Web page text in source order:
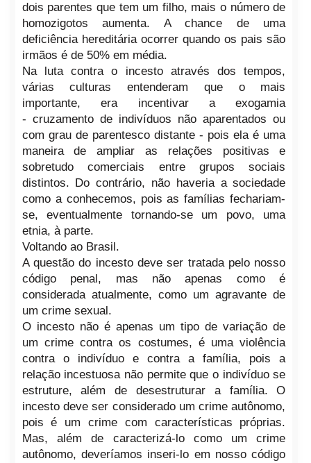
dois parentes que tem um filho, mais o número de
homozigotos aumenta. A chance de uma
deficiência hereditária ocorrer quando os pais são
irmãos é de 50% em média.
Na luta contra o incesto através dos tempos,
várias culturas entenderam que o mais
importante, era incentivar a exogamia
- cruzamento de indivíduos não aparentados ou
com grau de parentesco distante - pois ela é uma
maneira de ampliar as relações positivas e
sobretudo comerciais entre grupos sociais
distintos. Do contrário, não haveria a sociedade
como a conhecemos, pois as famílias fechariam-
se, eventualmente tornando-se um povo, uma
etnia, à parte.
Voltando ao Brasil.
A questão do incesto deve ser tratada pelo nosso
código penal, mas não apenas como é
considerada atualmente, como um agravante de
um crime sexual.
O incesto não é apenas um tipo de variação de
um crime contra os costumes, é uma violência
contra o indivíduo e contra a família, pois a
relação incestuosa não permite que o indivíduo se
estruture, além de desestruturar a família. O
incesto deve ser considerado um crime autônomo,
pois é um crime com características próprias.
Mas, além de caracterizá-lo como um crime
autônomo, deveríamos inseri-lo em nosso código